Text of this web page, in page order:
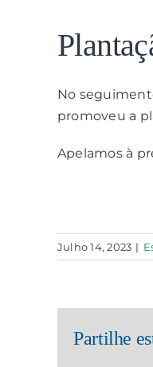
Larger
Image
No
promoveu a
Apelamos à
Julho 14, 2023 |
Partilhe